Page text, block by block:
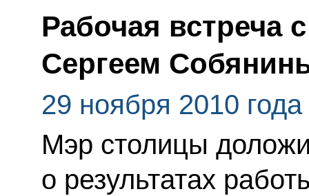
Рабочая встреча
Сергеем
29 ноября 2010 года
Мэр столицы
о результатах